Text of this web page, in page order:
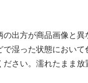
出方が商品画像と
湿った状態におい
さい。濡れたまま